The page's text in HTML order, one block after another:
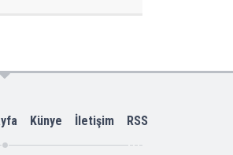
Künye İletişim RSS